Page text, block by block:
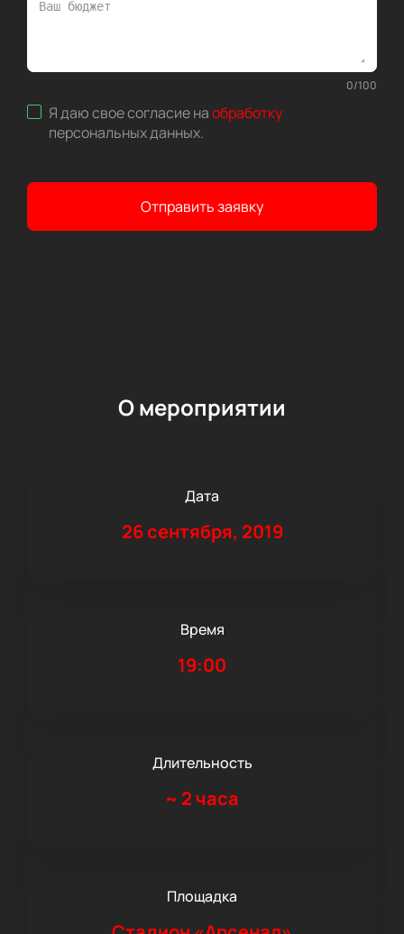
0/100
Я даю свое согласие наобработку
персональных данных.
Отправить заявку
О мероприятии
Дата
26 сентября, 2019
Время
19:00
Длительность
~ 2 часа
Площадка